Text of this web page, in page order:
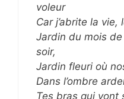
voleur
Car j’abrite la
Jardin du mois
soir,
Jardin fleuri où
Dans l’ombre
Tes bras qui vont